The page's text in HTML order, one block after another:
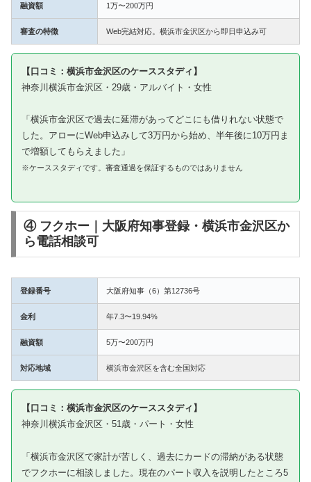
融資額 1万〜200万円
審査の特徴 Web完結対応。横浜市金沢区から即日申込み可
【口コミ：横浜市金沢区のケーススタディ】
神奈川横浜市金沢区・29歳・アルバイト・女性
「横浜市金沢区で過去に延滞があってどこにも借りれない状態で
した。アローにWeb申込みして3万円から始め、半年後に10万円ま
で増額してもらえました」
※ケーススタディです。審査通過を保証するものではありません
④ フクホー｜大阪府知事登録・横浜市金沢区か
ら電話相談可
登録番号 大阪府知事（6）第12736号
金利 年7.3〜19.94%
融資額 5万〜200万円
対応地域 横浜市金沢区を含む全国対応
【口コミ：横浜市金沢区のケーススタディ】
神奈川横浜市金沢区・51歳・パート・女性
「横浜市金沢区で家計が苦しく、過去にカードの滞納がある状態
でフクホーに相談しました。現在のパート収入を説明したところ5